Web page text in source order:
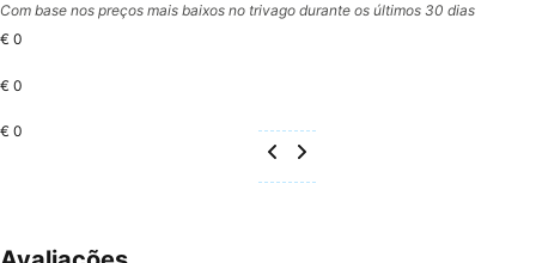
Com base nos preços mais baixos no trivago durante os últimos 30 dias
€ 0
€ 0
€ 0